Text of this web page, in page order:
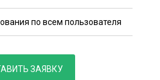
по всем пользователя
ЗАЯВКУ